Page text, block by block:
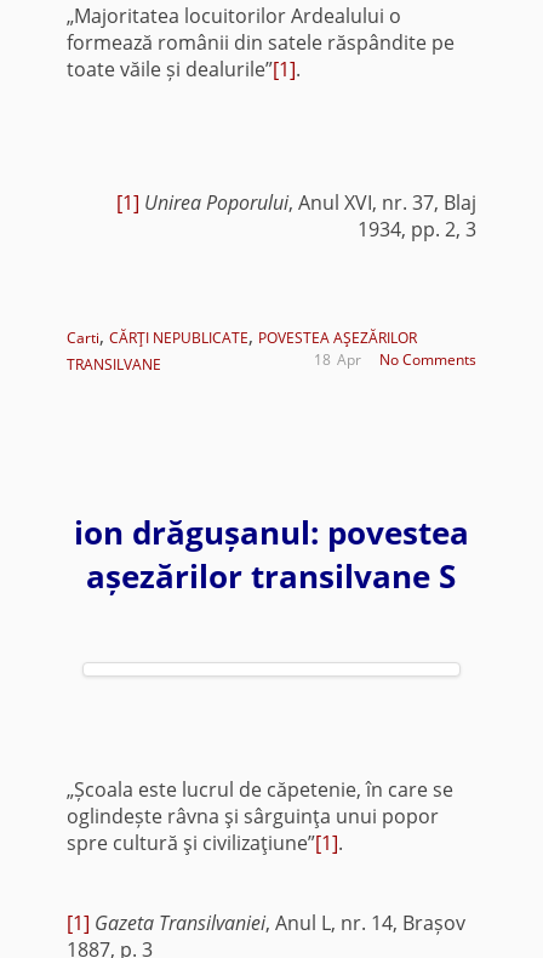
„Majoritatea locuitorilor Ardealului o
formează românii din satele răspândite pe
toate văile și dealurile”[1].
[1] Unirea Poporului, Anul XVI, nr. 37, Blaj
1934, pp. 2, 3
Carti, CĂRŢI NEPUBLICATE, POVESTEA AŞEZĂRILOR
TRANSILVANE
No Comments
Apr
18
ion drăgușanul: povestea
așezărilor transilvane S
„Școala este lucrul de căpetenie, în care se
oglindește râvna şi sârguinţa unui popor
spre cultură şi civilizaţiune”[1].
[1] Gazeta Transilvaniei, Anul L, nr. 14, Brașov
1887, p. 3